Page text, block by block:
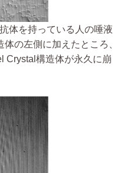
体を持っている人の唾液
の左側に加えたところ、
Crystal構造体が永久に崩